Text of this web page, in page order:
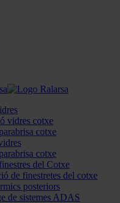
vidres cotxe
cotxe
cotxe
del Cotxe
de finestretes del cotxe
posteriors
de sistemes ADAS